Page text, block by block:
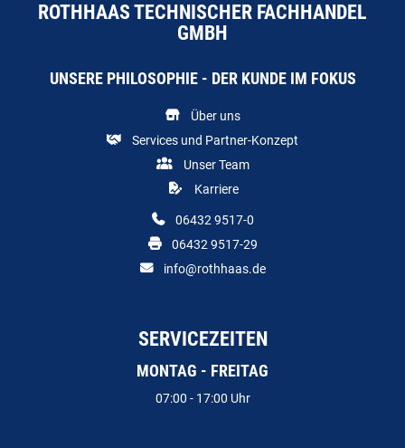
ROTHHAAS TECHNISCHER FACHHANDEL
GMBH
UNSERE PHILOSOPHIE - DER KUNDE IM FOKUS
Über uns
Services und Partner-Konzept
Unser Team
Karriere
06432 9517-0
06432 9517-29
info@rothhaas.de
SERVICEZEITEN
MONTAG - FREITAG
07:00 - 17:00 Uhr